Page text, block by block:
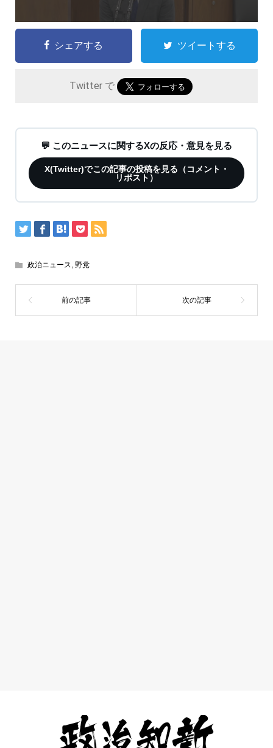
シェアする ツイートする
Twitter で
💬 このニュースに関するXの反応・意見を見る
X(Twitter)でこの記事の投稿を見る（コメント・
リポスト）
政治ニュース, 野党